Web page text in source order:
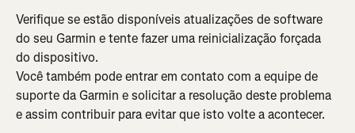
Verifique se estão disponíveis atualizações de software
do seu Garmin e tente fazer uma reinicialização forçada
do dispositivo.
Você também pode entrar em contato com a equipe de
suporte da Garmin e solicitar a resolução deste problema
e assim contribuir para evitar que isto volte a acontecer.